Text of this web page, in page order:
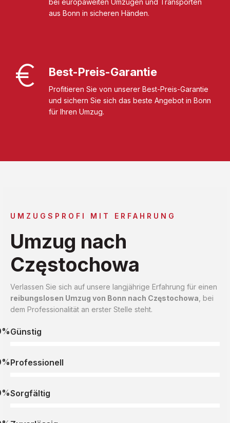
bei europaweiten Umzügen und Transporten
aus Bonn in sicheren Händen.
Best-Preis-Garantie
Profitieren Sie von unserer Best-Preis-Garantie
und sichern Sie sich das beste Angebot in Bonn
für Ihren Umzug.
UMZUGSPROFI MIT ERFAHRUNG
Umzug nach
Częstochowa
Verlassen Sie sich auf unsere langjährige Erfahrung für einen
reibungslosen Umzug von Bonn nach Częstochowa , bei
dem Professionalität an erster Stelle steht.
Günstig
Professionell
Sorgfältig